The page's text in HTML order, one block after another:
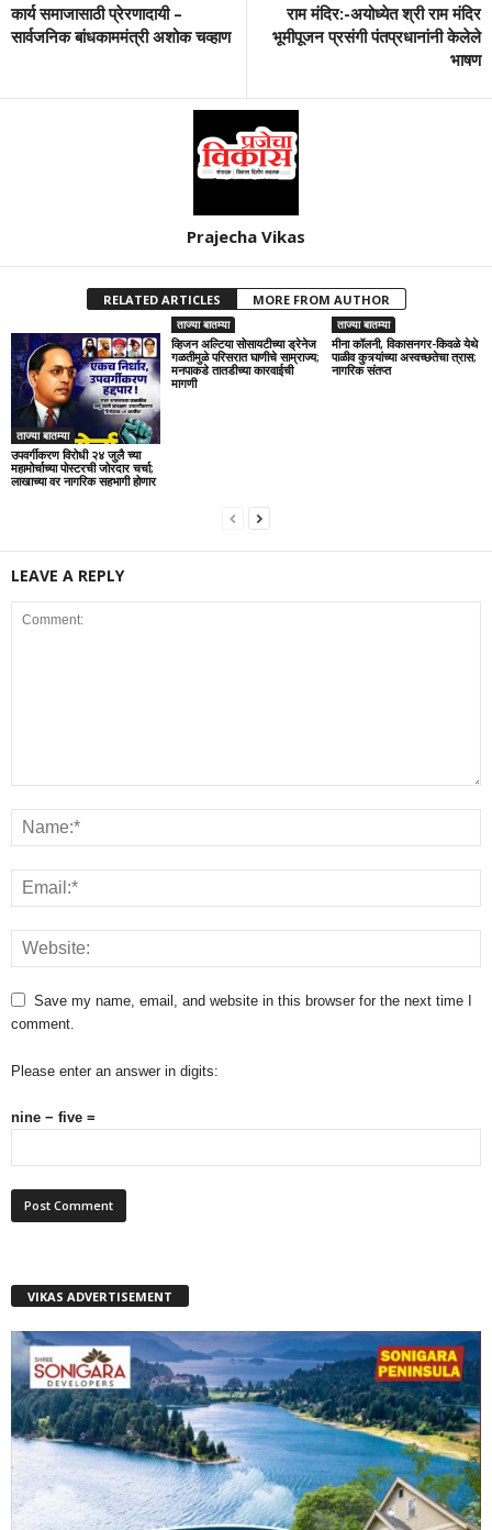
कार्य समाजासाठी प्रेरणादायी –
सार्वजनिक बांधकाममंत्री अशोक चव्हाण
राम मंदिर:-अयोध्‍येत श्री राम मंदिर
भूमीपूजन प्रसंगी पंतप्रधानांनी केलेले
भाषण
Prajecha Vikas
RELATED ARTICLES MORE FROM AUTHOR
ताज्या बातम्या
उपवर्गीकरण विरोधी २४ जुलै च्या
महामोर्चाच्या पोस्टरची जोरदार चर्चा;
लाखाच्या वर नागरिक सहभागी होणार
ताज्या बातम्या
व्हिजन अल्टिया सोसायटीच्या ड्रेनेज
गळतीमुळे परिसरात घाणीचे साम्राज्य;
मनपाकडे तातडीच्या कारवाईची
मागणी
ताज्या बातम्या
मीना कॉलनी, विकासनगर-किवळे येथे
पाळीव कुत्र्यांच्या अस्वच्छतेचा त्रास;
नागरिक संतप्त
LEAVE A REPLY
Save my name, email, and website in this browser for the next time I
comment.
Please enter an answer in digits:
nine − five =
VIKAS ADVERTISEMENT